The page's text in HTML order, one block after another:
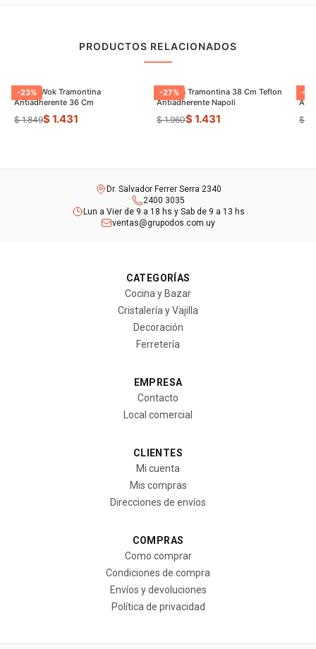
PRODUCTOS RELACIONADOS
-23%
Sarten Wok Tramontina
Antiadherente 36 Cm
$ 1.849$ 1.431
-27%
Paellera Tramontina 38 Cm Teflon
Antiadherente Napoli
$ 1.960$ 1.431
-
$
Dr. Salvador Ferrer Serra 2340
2400 3035
Lun a Vier de 9 a 18 hs y Sab de 9 a 13 hs
ventas@grupodos.com.uy
CATEGORÍAS
Cocina y Bazar
Cristalería y Vajilla
Decoración
Ferretería
EMPRESA
Contacto
Local comercial
CLIENTES
Mi cuenta
Mis compras
Direcciones de envíos
COMPRAS
Como comprar
Condiciones de compra
Envíos y devoluciones
Política de privacidad